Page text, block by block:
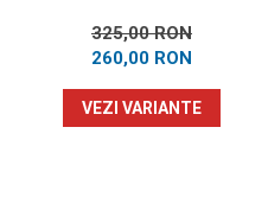
325,00 RON
260,00 RON
VEZI VARIANTE